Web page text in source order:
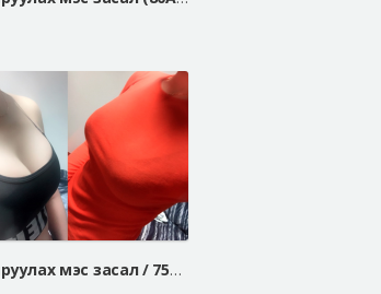
Хөх томруулах мэс засал / 75A => 75C